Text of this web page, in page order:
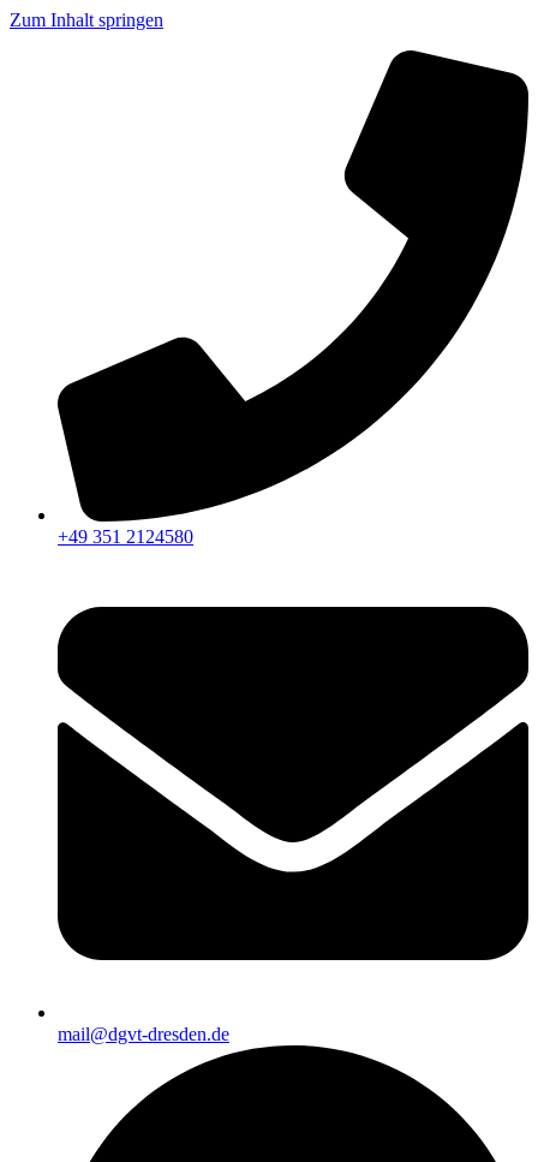
Zum Inhalt springen
+49 351 2124580
mail@dgvt-dresden.de